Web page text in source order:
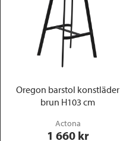
Oregon barstol konstläder
brun H103 cm
Actona
1 660 kr